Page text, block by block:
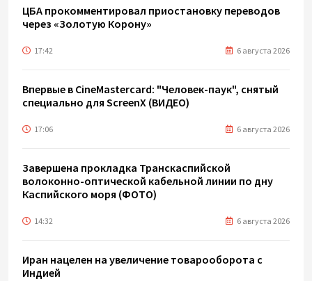
ЦБА прокомментировал приостановку переводов
через «Золотую Корону»
17:42 6 августа 2026
Впервые в CineMastercard: "Человек-паук", снятый
специально для ScreenX (ВИДЕО)
17:06 6 августа 2026
Завершена прокладка Транскаспийской
волоконно-оптической кабельной линии по дну
Каспийского моря (ФОТО)
14:32 6 августа 2026
Иран нацелен на увеличение товарооборота с
Индией